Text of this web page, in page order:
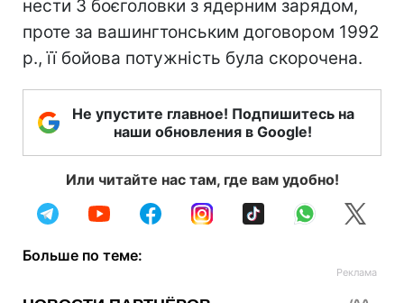
нести 3 боєголовки з ядерним зарядом,
проте за вашингтонським договором 1992
р., її бойова потужність була скорочена.
Не упустите главное! Подпишитесь на
наши обновления в Google!
Или читайте нас там, где вам удобно!
Больше по теме: